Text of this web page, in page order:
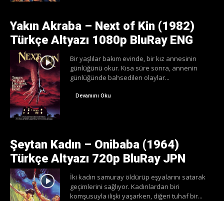
Yakın Akraba – Next of Kin (1982)
Türkçe Altyazı 1080p BluRay ENG
Bir yaşlılar bakım evinde, bir kız annesinin
günlüğünü okur. Kısa süre sonra, annenin
günlüğünde bahsedilen olaylar...
Devamını Oku
Şeytan Kadın – Onibaba (1964)
Türkçe Altyazı 720p BluRay JPN
İki kadın samuray öldürüp eşyalarını satarak
geçimlerini sağlıyor. Kadınlardan biri
komşusuyla ilişki yaşarken, diğeri tuhaf bir...